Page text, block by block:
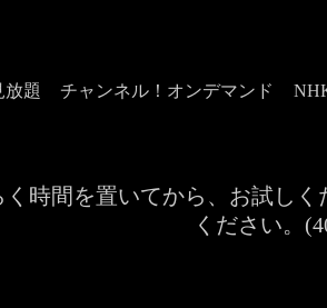
放題 チャンネル！オンデマンド
時間を置いてから、お試し
ください。